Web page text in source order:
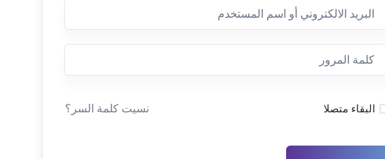
البقاء متصلا نسيت كلمة السر؟